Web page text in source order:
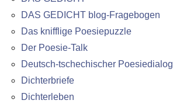
DAS GEDICHT blog-Fragebogen
Das knifflige Poesiepuzzle
Der Poesie-Talk
Deutsch-tschechischer Poesiedialog
Dichterbriefe
Dichterleben